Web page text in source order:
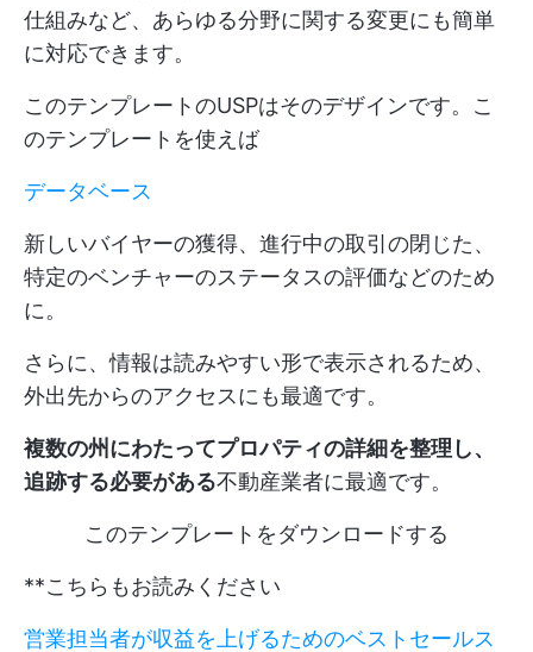
仕組みなど、あらゆる分野に関する変更にも簡単
に対応できます。
このテンプレートのUSPはそのデザインです。こ
のテンプレートを使えば
データベース
新しいバイヤーの獲得、進行中の取引の閉じた、
特定のベンチャーのステータスの評価などのため
に。
さらに、情報は読みやすい形で表示されるため、
外出先からのアクセスにも最適です。
複数の州にわたってプロパティの詳細を整理し、
追跡する必要がある不動産業者に最適です。
このテンプレートをダウンロードする
**こちらもお読みください
営業担当者が収益を上げるためのベストセールス